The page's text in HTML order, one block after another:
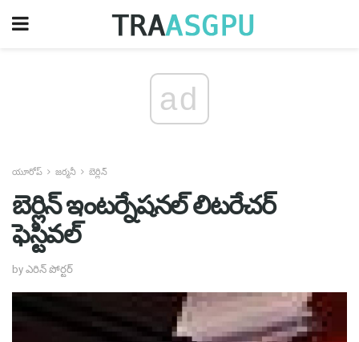
ad
యూరోప్ జర్మనీ బెర్లిన్
బెర్లిన్ ఇంటర్నేషనల్ లిటరేచర్
ఫెస్టివల్
by ఎరిన్ పోర్టర్